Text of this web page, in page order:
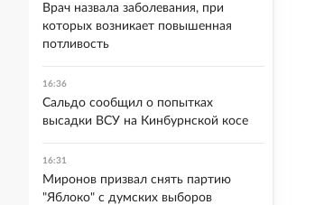
Врач назвала заболевания, при
которых возникает повышенная
потливость
16:36
Сальдо сообщил о попытках
высадки ВСУ на Кинбурнской косе
16:31
Миронов призвал снять партию
"Яблоко" с думских выборов